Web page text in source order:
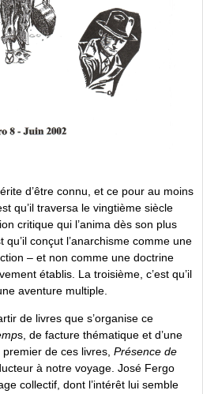
d’être connu, et ce pour au moins
qu’il traversa le vingtième siècle
critique qui l’anima dès son plus
qu’il conçut l’anarchisme comme une
– et non comme une doctrine
établis. La troisième, c’est qu’il
aventure multiple.
de livres que s’organise ce
s, de facture thématique et d’une
de ces livres, Présence de
à notre voyage. José Fergo
collectif, dont l’intérêt lui semble